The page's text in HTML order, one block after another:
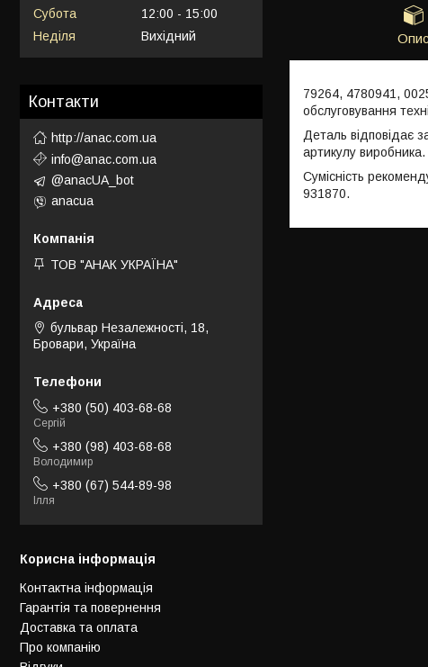
Опис
79264, 4780941,
обслуговування
Деталь відповідає
артикулу виробника.
Сумісність
931870.
Субота
12:00
15:00
Неділя
Вихідний
Контакти
http://anac.com.ua
info@anac.com.ua
@anacUA_bot
anacua
ТОВ "АНАК УКРАЇНА"
бульвар Незалежності, 18,
Бровари, Україна
+380 (50) 403-68-68
Сергій
+380 (98) 403-68-68
Володимир
+380 (67) 544-89-98
Ілля
Корисна інформація
Контактна інформація
Гарантія та повернення
Доставка та оплата
Про компанію